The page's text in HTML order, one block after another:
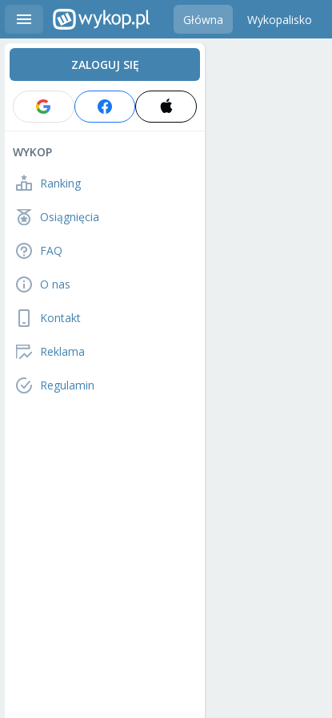
Główna Wykopalisko
ZALOGUJ SIĘ
WYKOP
Ranking
Osiągnięcia
FAQ
O nas
Kontakt
Reklama
Regulamin